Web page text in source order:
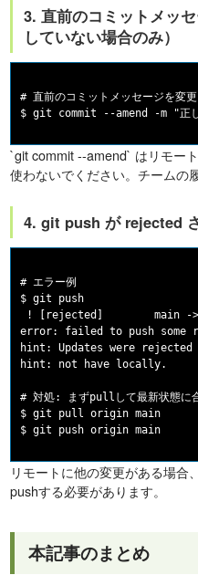
3. 直前のコミットメッ
していない場合のみ）
# 直前のコミットメッセージを変
`git commit --amend` はリモー
使わないでください。チームの
4. git push が rejected
# エラー例
$ git push
! [rejected]        main -
error: failed to push
hint: Updates were rejected
hint: not have locally.
# 対処: まずpullして最新状態に
$ git pull origin main
リモートに他の変更がある場合
pushする必要があります。
本記事のまとめ